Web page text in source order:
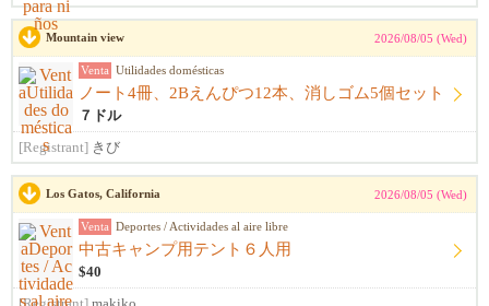
Mountain view 2026/08/05 (Wed)
Venta Utilidades domésticas
ノート4冊、2Bえんぴつ12本、消しゴム5個セット
７ドル
[Registrant] きび
Los Gatos, California 2026/08/05 (Wed)
Venta Deportes / Actividades al aire libre
中古キャンプ用テント６人用
$40